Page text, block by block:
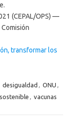
(CEPAL/OPS) —
transformar los
desigualdad , ONU ,
, vacunas